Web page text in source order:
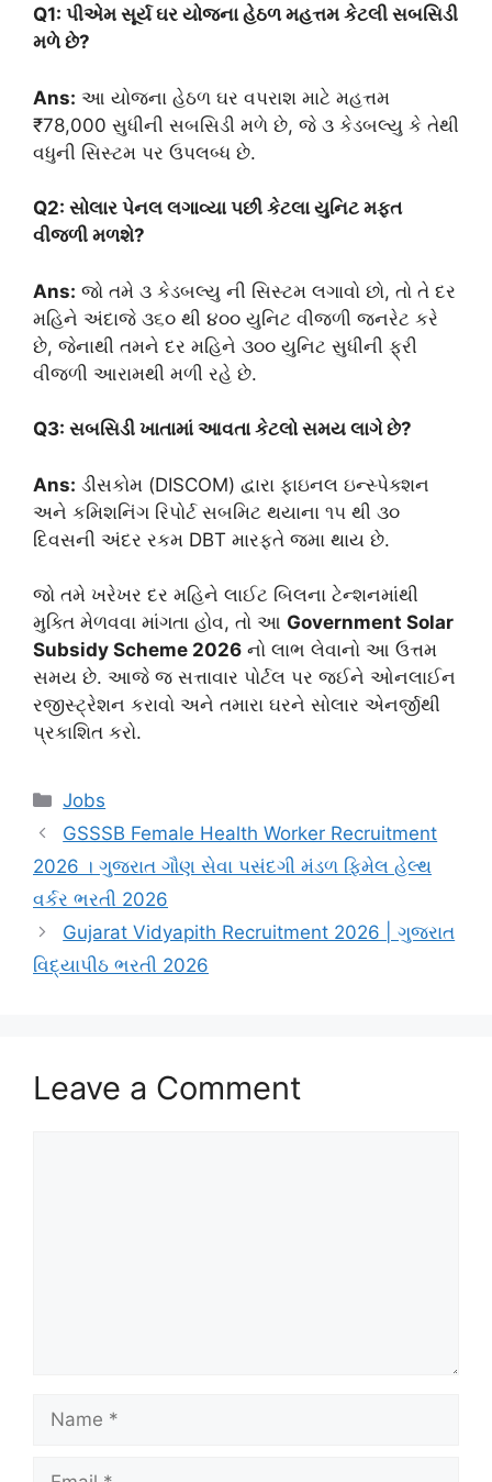
Q1: પીએમ સૂર્ય ઘર યોજના હેઠળ મહત્તમ કેટલી સબસિડી
મળે છે?
Ans: આ યોજના હેઠળ ઘર વપરાશ માટે મહત્તમ
₹78,000 સુધીની સબસિડી મળે છે, જે ૩ કેડબલ્યુ કે તેથી
વધુની સિસ્ટમ પર ઉપલબ્ધ છે.
Q2: સોલાર પેનલ લગાવ્યા પછી કેટલા યુનિટ મફત
વીજળી મળશે?
Ans: જો તમે ૩ કેડબલ્યુ ની સિસ્ટમ લગાવો છો, તો તે દર
મહિને અંદાજે ૩૬૦ થી ૪૦૦ યુનિટ વીજળી જનરેટ કરે
છે, જેનાથી તમને દર મહિને ૩૦૦ યુનિટ સુધીની ફ્રી
વીજળી આરામથી મળી રહે છે.
Q3: સબસિડી ખાતામાં આવતા કેટલો સમય લાગે છે?
Ans: ડીસકોમ (DISCOM) દ્વારા ફાઇનલ ઇન્સ્પેક્શન
અને કમિશનિંગ રિપોર્ટ સબમિટ થયાના ૧૫ થી ૩૦
દિવસની અંદર રકમ DBT મારફતે જમા થાય છે.
જો તમે ખરેખર દર મહિને લાઈટ બિલના ટેન્શનમાંથી
મુક્તિ મેળવવા માંગતા હોવ, તો આ Government Solar
Subsidy Scheme 2026 નો લાભ લેવાનો આ ઉત્તમ
સમય છે. આજે જ સત્તાવાર પોર્ટલ પર જઈને ઓનલાઈન
રજીસ્ટ્રેશન કરાવો અને તમારા ઘરને સોલાર એનર્જીથી
પ્રકાશિત કરો.
Categories
Jobs
GSSSB Female Health Worker Recruitment
2026 । ગુજરાત ગૌણ સેવા પસંદગી મંડળ ફિમેલ હેલ્થ
વર્કર ભરતી 2026
Gujarat Vidyapith Recruitment 2026 | ગુજરાત
વિદ્યાપીઠ ભરતી 2026
Leave a Comment
Name
Email